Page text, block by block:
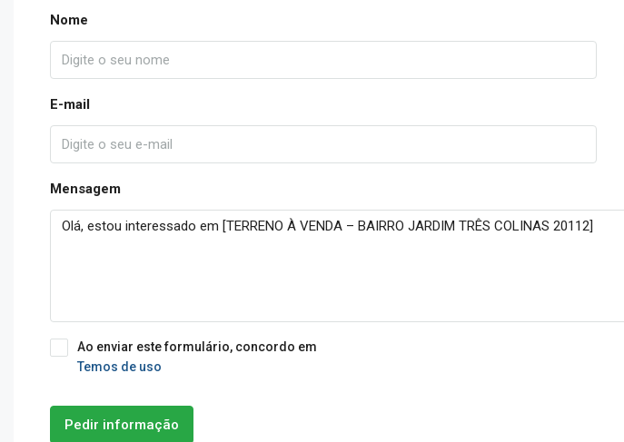
Nome
E-mail
Mensagem
Ao enviar este formulário, concordo em
Temos de uso
Pedir informação